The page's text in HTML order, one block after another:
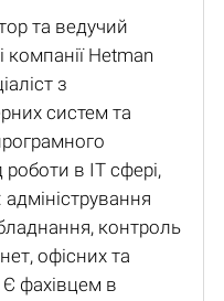
та ведучий
компанії Hetman
з
систем та
в IT сфері,
адміністрування
контроль
офісних та
Є фахівцем в